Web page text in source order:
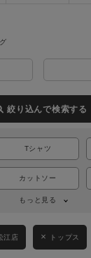
詳細検索
絞り込んで検索する
Tシャツ
カットソー
もっと見る
江店 トップス